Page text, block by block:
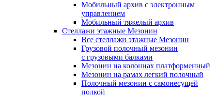
Мобильный архив с электронным
управлением
Мобильный тяжелый архив
Стеллажи этажные Мезонин
Все стеллажи этажные Мезонин
Грузовой полочный мезонин
с грузовыми балками
Мезонин на колоннах платформенный
Мезонин на рамах легкий полочный
Полочный мезонин с самонесущей
полкой